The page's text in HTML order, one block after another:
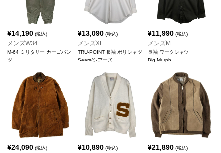
¥14,190 (税込)
メンズW34
M-64 ミリタリー カーゴパン
ツ
¥13,090(税込)
メンズXL
TRU-POINT 長袖 ポリシャツ
Sears/シアーズ
¥11,990 (税込)
メンズM
長袖 ワークシャツ
Big Murph
¥24,090 (税込) ¥10,890(税込) ¥21,890 (税込)